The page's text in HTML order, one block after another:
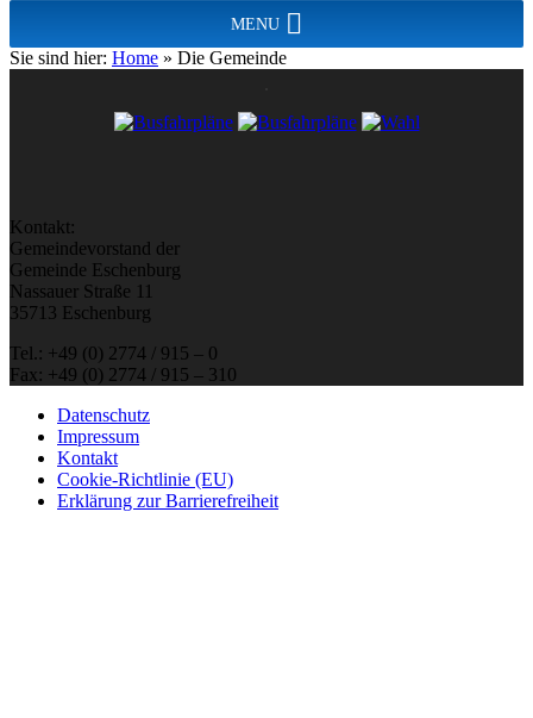
MENU
Sie sind hier: Home » Die Gemeinde
Kontakt:
Gemeindevorstand der
Gemeinde Eschenburg
Nassauer Straße 11
35713 Eschenburg
Tel.: +49 (0) 2774 / 915 – 0
Fax: +49 (0) 2774 / 915 – 310
Datenschutz
Impressum
Kontakt
Cookie-Richtlinie (EU)
Erklärung zur Barrierefreiheit